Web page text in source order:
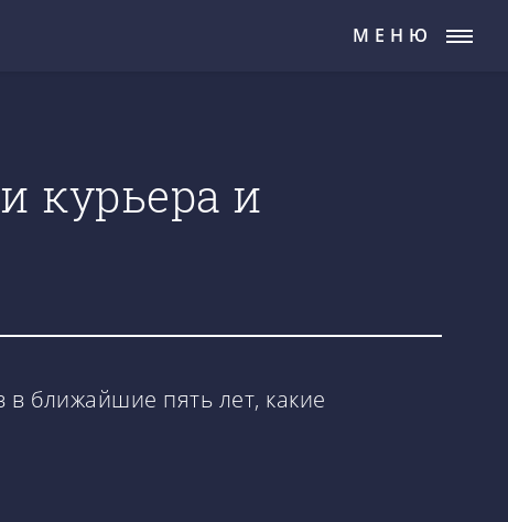
МЕНЮ
курьера и
в ближайшие пять лет, какие